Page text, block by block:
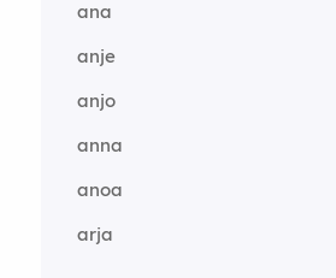
ana
anje
anjo
anna
anoa
arja